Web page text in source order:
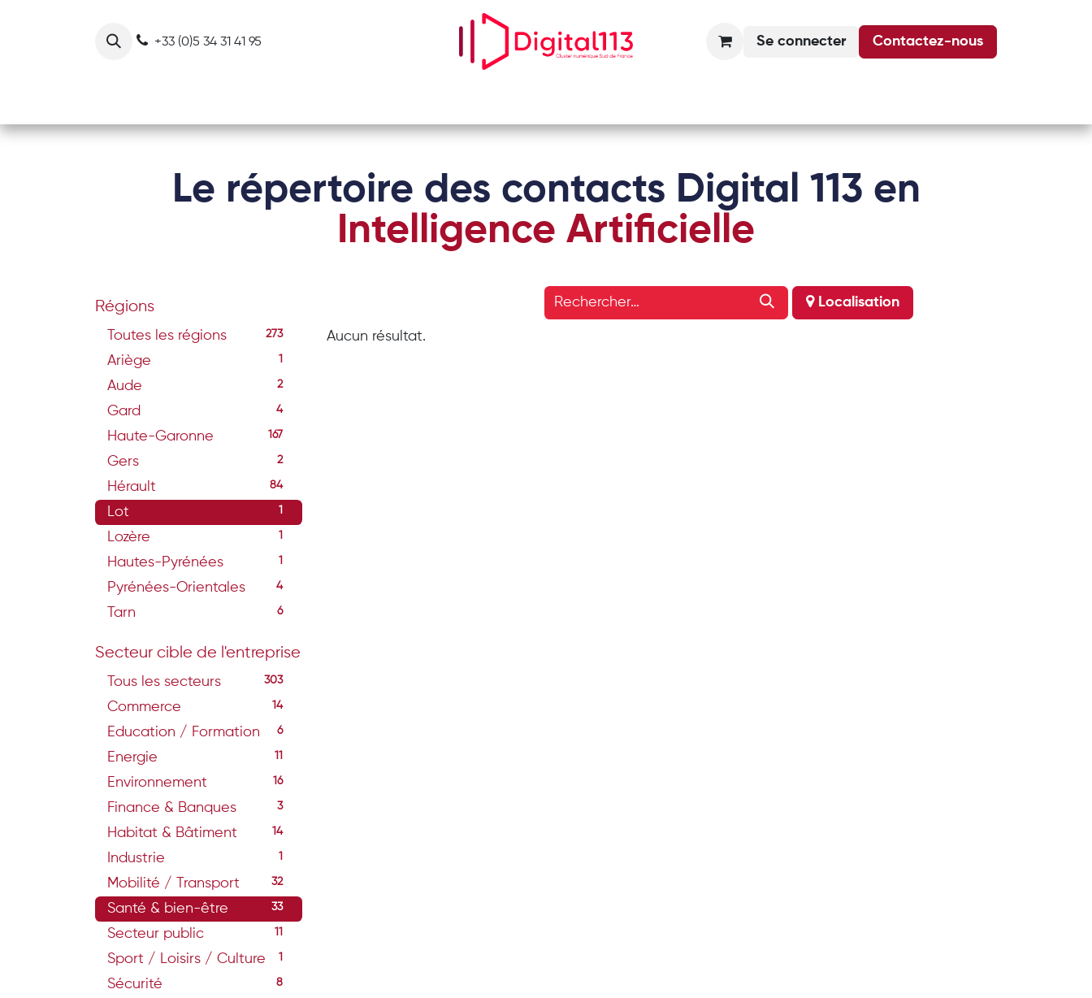
+33 (0)5 34 31 41 95 Se connecter Contactez-nous
Le répertoire des contacts Digital 113 en
Intelligence Artificielle
Régions
Toutes les régions 273
Ariège 1
Aude 2
Gard 4
Haute-Garonne 167
Gers 2
Hérault 84
Lot 1
Lozère 1
Hautes-Pyrénées 1
Pyrénées-Orientales 4
Tarn 6
Secteur cible de l'entreprise
Tous les secteurs 303
Commerce 14
Education / Formation 6
Energie 11
Environnement 16
Finance & Banques 3
Habitat & Bâtiment 14
Industrie 1
Mobilité / Transport 32
Santé & bien-être 33
Secteur public 11
Sport / Loisirs / Culture 1
Sécurité 8
Localisation
Aucun résultat.